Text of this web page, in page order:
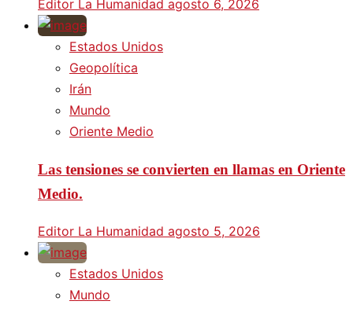
Editor La Humanidad agosto 6, 2026
Estados Unidos
Geopolítica
Irán
Mundo
Oriente Medio
Las tensiones se convierten en llamas en Oriente
Medio.
Editor La Humanidad agosto 5, 2026
Estados Unidos
Mundo